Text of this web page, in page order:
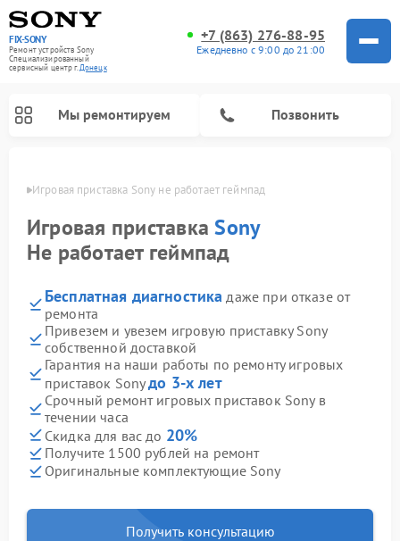
FIX-SONY
Ремонт устройств Sony
Специализированный
cервисный центр г. Донецк
+7 (863) 276-88-95
Ежедневно с 9:00 до 21:00
Мы ремонтируем Позвонить
Игровая приставка Sony не работает геймпад
Игровая приставкаSony
Не работает геймпад
Бесплатная диагностика даже при отказе от
ремонта
Привезем и увезем игровую приставку Sony
собственной доставкой
Гарантия на наши работы по ремонту игровых
приставок Sonyдо 3-х лет
Срочный ремонт игровых приставок Sony в
течении часа
Скидка для вас до 20%
Получите 1500 рублей на ремонт
Оригинальные комплектующие Sony
Получить консультацию